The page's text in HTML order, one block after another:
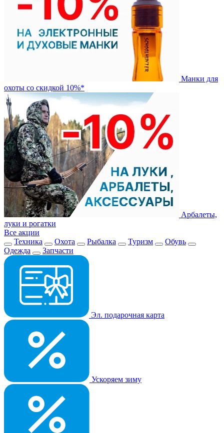
Манки для
охоты со скидкой 10%*
Арбалеты,
луки и рогатки
Все акции
Техника
Охота Рыбалка Туризм
Обувь
Одежда
Запчасти
Эл. подарочная карта
Ускоряем зиму